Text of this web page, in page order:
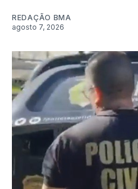
REDAÇÃO BMA
agosto 7, 2026